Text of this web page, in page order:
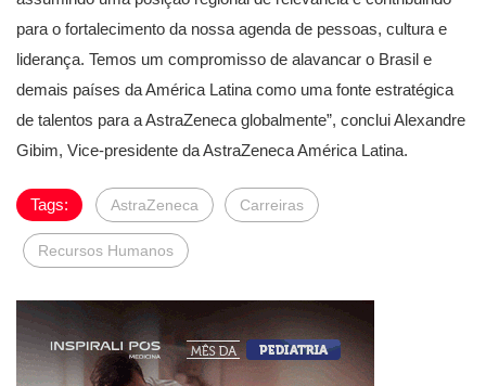
para o fortalecimento da nossa agenda de pessoas, cultura e
liderança. Temos um compromisso de alavancar o Brasil e
demais países da América Latina como uma fonte estratégica
de talentos para a AstraZeneca globalmente”, conclui Alexandre
Gibim, Vice-presidente da AstraZeneca América Latina.
Tags: AstraZeneca Carreiras
Recursos Humanos